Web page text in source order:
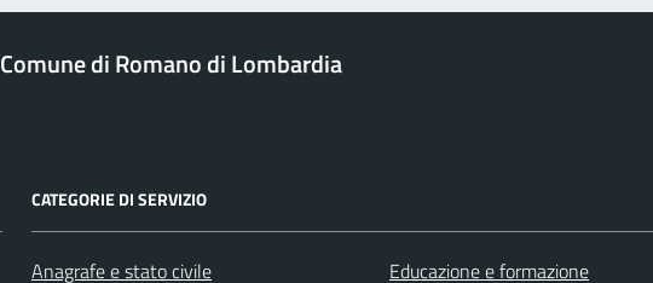
Comune di Romano di Lombardia
CATEGORIE DI SERVIZIO
Anagrafe e stato civile
Educazione e formazione